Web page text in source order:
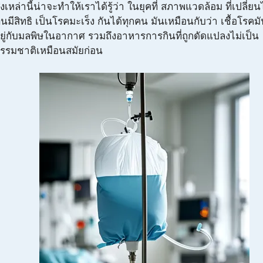
เหล่านี้น่าจะทำให้เราได้รู้ว่า ในยุคที่ สภาพแวดล้อม ที่เปลี่ย
มีสิทธิ เป็นโรคมะเร็ง กันได้ทุกคน มันเหมือนกับว่า เชื้อโรค
กับมลพิษในอากาศ รวมถึงอาหารการกินที่ถูกดัดแปลงไม่เป็น
รมชาติเหมือนสมัยก่อน